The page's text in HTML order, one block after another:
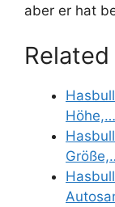
aber er hat
Höhe,…